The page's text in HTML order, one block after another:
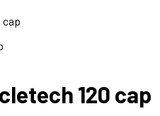
cap
120 cap